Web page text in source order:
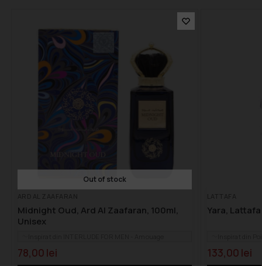
Out of stock
Midnight Oud, Ard Al Zaafaran, 100ml,
Unisex
78,00 lei
Yara,
133,00 lei